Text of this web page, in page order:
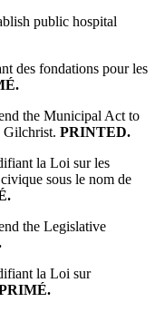
public hospital
des fondations pour les
the Municipal Act to
Gilchrist. PRINTED.
la Loi sur les
sous le nom de
the Legislative
la Loi sur